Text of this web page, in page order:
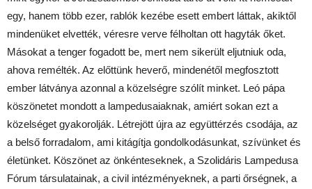
egy, hanem több ezer, rablók kezébe esett embert láttak, akiktől
mindenüket elvették, véresre verve félholtan ott hagyták őket.
Másokat a tenger fogadott be, mert nem sikerült eljutniuk oda,
ahova remélték. Az előttünk heverő, mindenétől megfosztott
ember látványa azonnal a közelségre szólít minket. Leó pápa
köszönetet mondott a lampedusaiaknak, amiért sokan ezt a
közelséget gyakorolják. Létrejött újra az együttérzés csodája, az
a belső forradalom, ami kitágítja gondolkodásunkat, szívünket és
életünket. Köszönet az önkénteseknek, a Szolidáris Lampedusa
Fórum társulatainak, a civil intézményeknek, a parti őrségnek, a